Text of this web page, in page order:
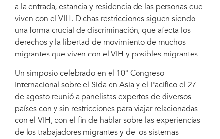
a la entrada, estancia y residencia de las personas que
viven con el VIH. Dichas restricciones siguen siendo
una forma crucial de discriminación, que afecta los
derechos y la libertad de movimiento de muchos
migrantes que viven con el VIH y posibles migrantes.
Un simposio celebrado en el 10° Congreso
Internacional sobre el Sida en Asia y el Pacífico el 27
de agosto reunió a panelistas expertos de diversos
países con y sin restricciones para viajar relacionadas
con el VIH, con el fin de hablar sobre las experiencias
de los trabajadores migrantes y de los sistemas